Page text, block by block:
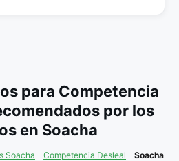
para Competencia
por los
en Soacha
Soacha Competencia Desleal Soacha